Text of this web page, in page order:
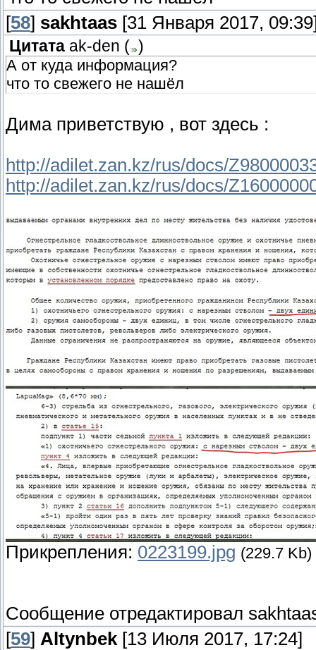
[58] sakhtaas [31 Января 2017,
Цитата ak-den ( )
А от куда информация?
что то свежего не нашёл
Дима приветствую , вот здесь :
http://adilet.zan.kz/rus/docs/
http://adilet.zan.kz/rus/docs/
Прикрепления: 0223199.jpg (229.7 Kb)
Сообщение отредактировал
[59] Altynbek [13 Июля 2017, 17:24]